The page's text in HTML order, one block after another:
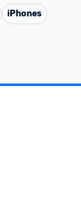
iPhones